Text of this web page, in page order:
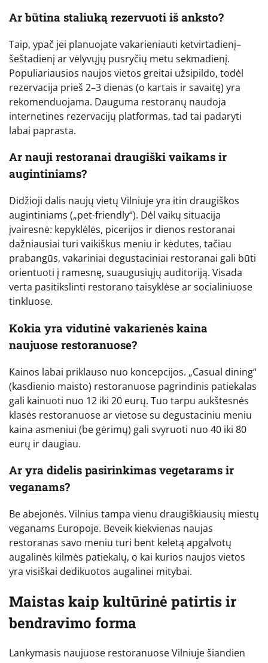
Ar būtina staliuką rezervuoti iš anksto?
Taip, ypač jei planuojate vakarieniauti ketvirtadienį–
šeštadienį ar vėlyvųjų pusryčių metu sekmadienį.
Populiariausios naujos vietos greitai užsipildo, todėl
rezervacija prieš 2–3 dienas (o kartais ir savaitę) yra
rekomenduojama. Dauguma restoranų naudoja
internetines rezervacijų platformas, tad tai padaryti
labai paprasta.
Ar nauji restoranai draugiški vaikams ir
augintiniams?
Didžioji dalis naujų vietų Vilniuje yra itin draugiškos
augintiniams („pet-friendly“). Dėl vaikų situacija
įvairesnė: kepyklėlės, picerijos ir dienos restoranai
dažniausiai turi vaikiškus meniu ir kėdutes, tačiau
prabangūs, vakariniai degustaciniai restoranai gali būti
orientuoti į ramesnę, suaugusiųjų auditoriją. Visada
verta pasitikslinti restorano taisyklėse ar socialiniuose
tinkluose.
Kokia yra vidutinė vakarienės kaina
naujuose restoranuose?
Kainos labai priklauso nuo koncepcijos. „Casual dining“
(kasdienio maisto) restoranuose pagrindinis patiekalas
gali kainuoti nuo 12 iki 20 eurų. Tuo tarpu aukštesnės
klasės restoranuose ar vietose su degustaciniu meniu
kaina asmeniui (be gėrimų) gali svyruoti nuo 40 iki 80
eurų ir daugiau.
Ar yra didelis pasirinkimas vegetarams ir
veganams?
Be abejonės. Vilnius tampa vienu draugiškiausių miestų
veganams Europoje. Beveik kiekvienas naujas
restoranas savo meniu turi bent keletą apgalvotų
augalinės kilmės patiekalų, o kai kurios naujos vietos
yra visiškai dedikuotos augalinei mitybai.
Maistas kaip kultūrinė patirtis ir
bendravimo forma
Lankymasis naujuose restoranuose Vilniuje šiandien